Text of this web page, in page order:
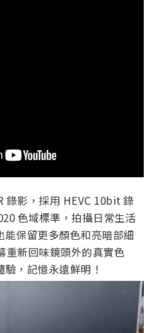
錄影，採用 HEVC 10bit 錄
色域標準，拍攝日常生活
保留更多顏色和亮暗部細
重新回味鏡頭外的真實色
，記憶永遠鮮明！